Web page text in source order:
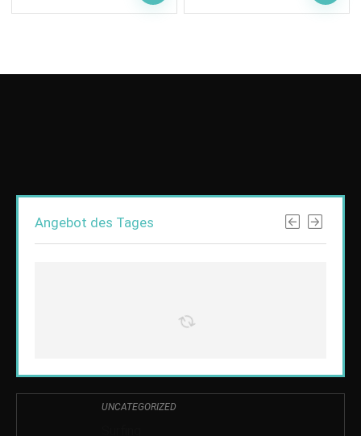
Angebot des Tages
UNCATEGORIZED